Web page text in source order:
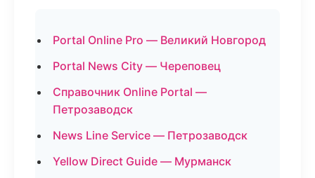
Portal Online Pro — Великий Новгород
Portal News City — Череповец
Справочник Online Portal —
Петрозаводск
News Line Service — Петрозаводск
Yellow Direct Guide — Мурманск